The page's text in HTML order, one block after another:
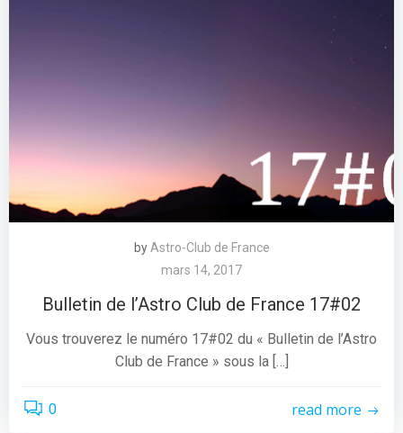
by Astro-Club de France
mars 14, 2017
Bulletin de l’Astro Club de France 17#02
Vous trouverez le numéro 17#02 du « Bulletin de l’Astro
Club de France » sous la […]
0 read more